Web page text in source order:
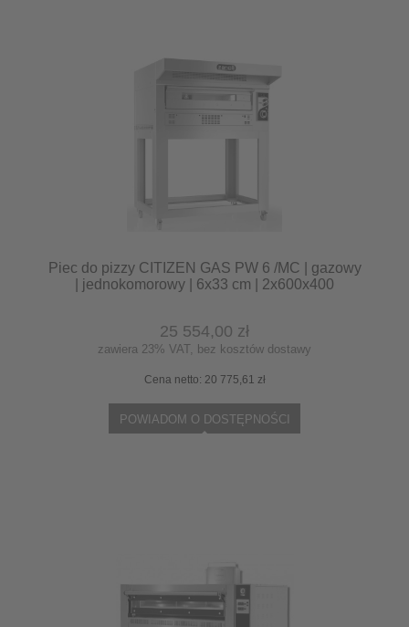
Piec do pizzy CITIZEN GAS PW 6 /MC | gazowy
| jednokomorowy | 6x33 cm | 2x600x400
25 554,00 zł
zawiera 23% VAT, bez kosztów dostawy
Cena netto: 20 775,61 zł
POWIADOM O DOSTĘPNOŚCI